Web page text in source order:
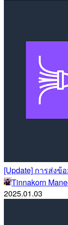
[Update] การส่งข้
Tinnakorn
2025.01.03